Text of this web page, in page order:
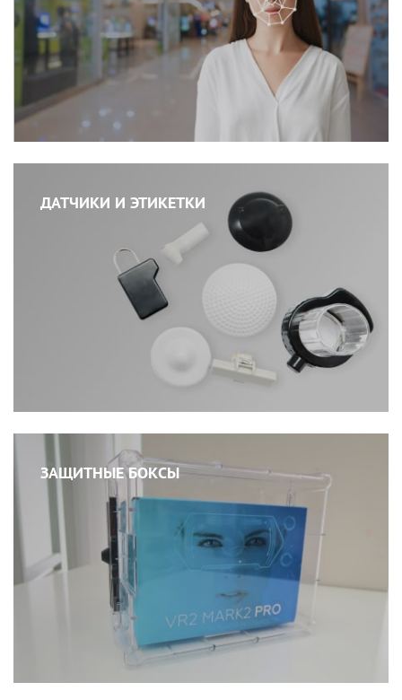
ДАТЧИКИ И ЭТИКЕТКИ
ЗАЩИТНЫЕ БОКСЫ